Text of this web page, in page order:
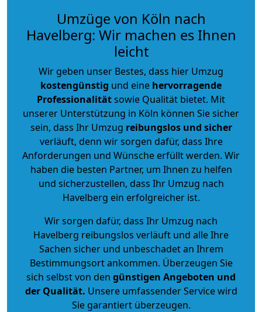
Umzüge von Köln nach
Havelberg: Wir machen es Ihnen
leicht
Wir geben unser Bestes, dass hier Umzug
kostengünstig und eine hervorragende
Professionalitätsowie Qualität bietet. Mit
unserer Unterstützung in Köln können Sie sicher
sein, dass Ihr Umzug reibungslos und sicher
verläuft, denn wir sorgen dafür, dass Ihre
Anforderungen und Wünsche erfüllt werden. Wir
haben die besten Partner, um Ihnen zu helfen
und sicherzustellen, dass Ihr Umzug nach
Havelberg ein erfolgreicher ist.
Wir sorgen dafür, dass Ihr Umzug nach
Havelberg reibungslos verläuft und alle Ihre
Sachen sicher und unbeschadet an Ihrem
Bestimmungsort ankommen. Überzeugen Sie
sich selbst von den günstigen Angeboten und
der Qualität. Unsere umfassender Service wird
Sie garantiert überzeugen.